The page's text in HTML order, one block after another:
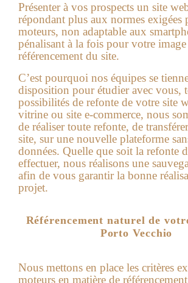
Présenter à vos prospects un site
répondant plus aux normes exigées
moteurs, non adaptable aux
pénalisant à la fois pour votre
référencement du site.
C’est pourquoi nos équipes se
disposition pour étudier avec vous,
possibilités de refonte de votre site
vitrine ou site e-commerce, nous
de réaliser toute refonte, de
site, sur une nouvelle plateforme
données. Quelle que soit la refonte
effectuer, nous réalisons une
afin de vous garantir la bonne
projet.
Référencement naturel de
Porto Vecchio
Nous mettons en place les critères
moteurs en matière de